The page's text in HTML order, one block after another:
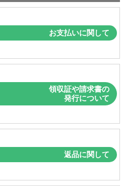
お支払いに関して
領収証や請求書の
発行について
返品に関して